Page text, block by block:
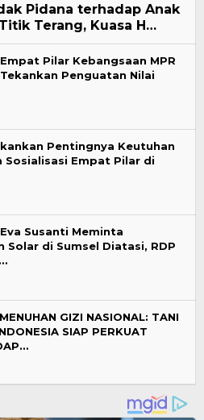
Pidana terhadap Anak
Terang, Kuasa H…
Pilar Kebangsaan MPR
Penguatan Nilai
Pentingnya Keutuhan
Sosialisasi Empat Pilar di
Susanti Meminta
Solar di Sumsel Diatasi, RDP
GIZI NASIONAL: TANI
SIAP PERKUAT